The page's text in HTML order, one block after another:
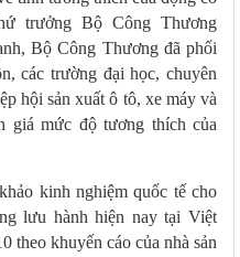
trưởng Bộ Công Thương
Bộ Công Thương đã phối
các trường đại học, chuyên
hội sản xuất ô tô, xe máy và
giá mức độ tương thích của
kinh nghiệm quốc tế cho
lưu hành hiện nay tại Việt
theo khuyến cáo của nhà sản